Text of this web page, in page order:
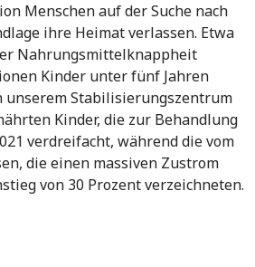
Menschen auf der Suche nach
ihre Heimat verlassen. Etwa
Nahrungsmittelknappheit
Kinder unter fünf Jahren
Stabilisierungszentrum
Kinder, die zur Behandlung
verdreifacht, während die vom
die einen massiven Zustrom
von 30 Prozent verzeichneten.